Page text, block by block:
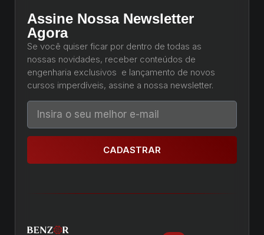
Assine Nossa Newsletter
Agora
Se você quiser ficar por dentro de todas as
nossas novidades, receber conteúdos de
engenharia exclusivos e lançamento de novos
cursos imperdíveis, assine a nossa newsletter.
CADASTRAR